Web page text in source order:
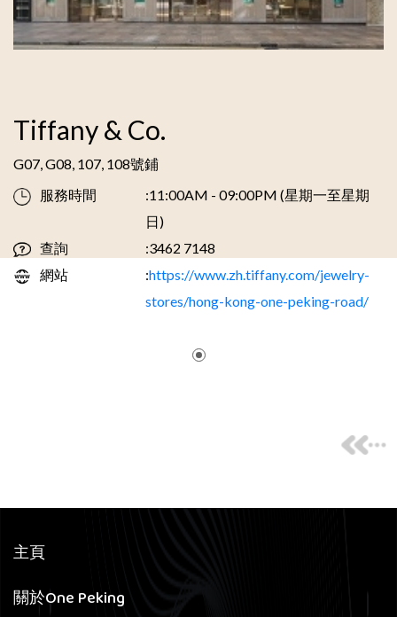
Tiffany & Co.
G07, G08, 107, 108號鋪
服務時間
:11:00AM - 09:00PM (星期一至星期
日)
查詢
:3462 7148
網站
:https://www.zh.tiffany.com/jewelry-
stores/hong-kong-one-peking-road/
主頁
關於One Peking